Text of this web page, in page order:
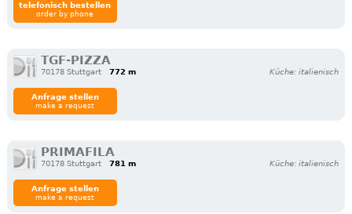
telefonisch bestellen
order by phone
TGF-PIZZA
70178 Stuttgart 772 m Küche: italienisch
Anfrage stellen
make a request
PRIMAFILA
70178 Stuttgart 781 m Küche: italienisch
Anfrage stellen
make a request